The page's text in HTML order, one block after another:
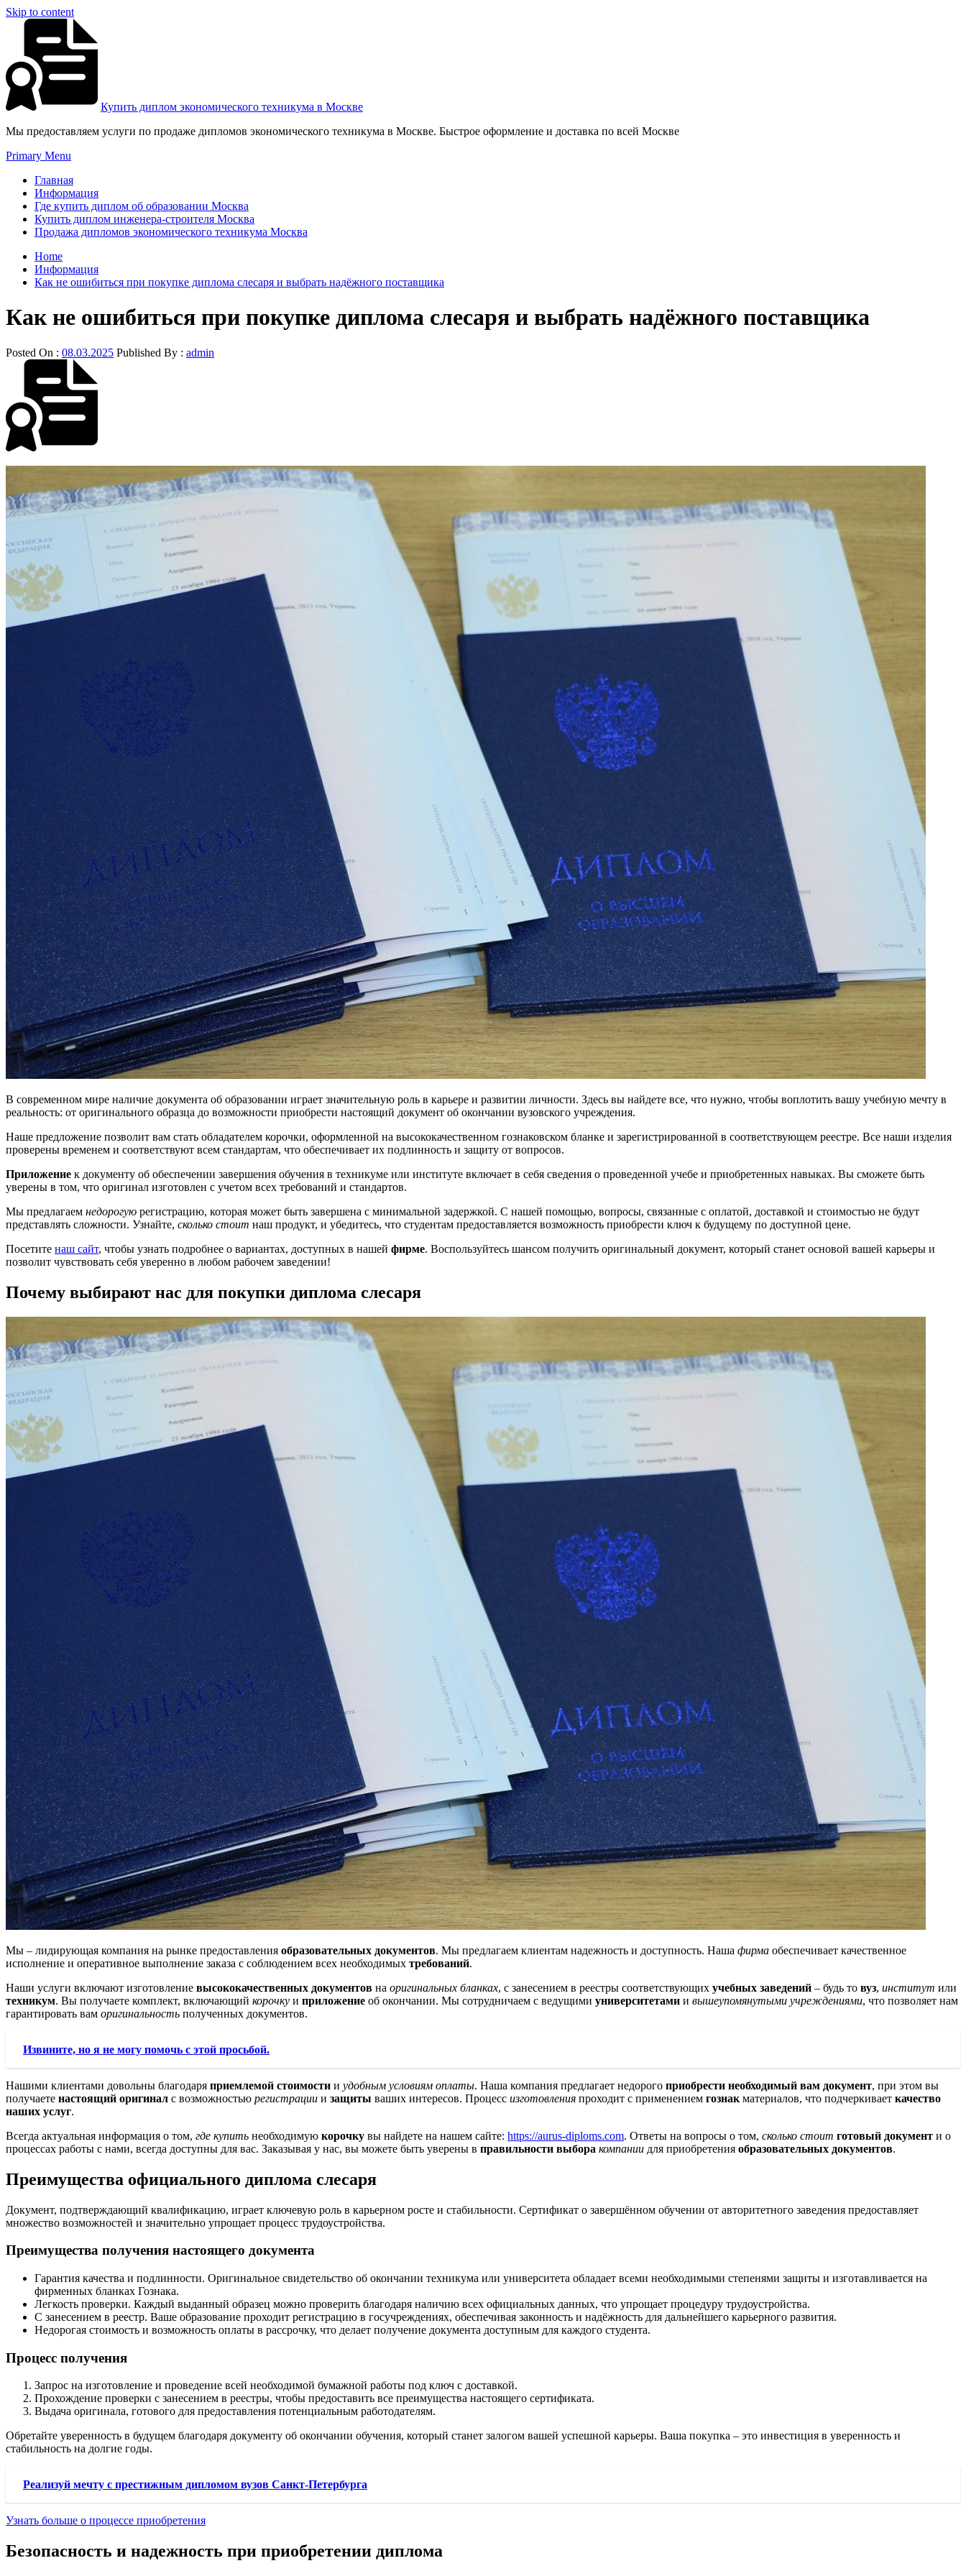
Skip to content
Купить диплом экономического техникума в Москве
Мы предоставляем услуги по продаже дипломов экономического техникума в Москве. Быстрое оформление и доставка по всей Москве
Primary Menu
Главная
Информация
Где купить диплом об образовании Москва
Купить диплом инженера-строителя Москва
Продажа дипломов экономического техникума Москва
Home
Информация
Как не ошибиться при покупке диплома слесаря и выбрать надёжного поставщика
Как не ошибиться при покупке диплома слесаря и выбрать надёжного поставщика
Posted On : 08.03.2025 Published By : admin
В современном мире наличие документа об образовании играет значительную роль в карьере и развитии личности. Здесь вы найдете все, что нужно, чтобы воплотить вашу учебную мечту в
реальность: от оригинального образца до возможности приобрести настоящий документ об окончании вузовского учреждения.
Наше предложение позволит вам стать обладателем корочки, оформленной на высококачественном гознаковском бланке и зарегистрированной в соответствующем реестре. Все наши изделия
проверены временем и соответствуют всем стандартам, что обеспечивает их подлинность и защиту от вопросов.
Приложение к документу об обеспечении завершения обучения в техникуме или институте включает в себя сведения о проведенной учебе и приобретенных навыках. Вы сможете быть
уверены в том, что оригинал изготовлен с учетом всех требований и стандартов.
Мы предлагаем недорогую регистрацию, которая может быть завершена с минимальной задержкой. С нашей помощью, вопросы, связанные с оплатой, доставкой и стоимостью не будут
представлять сложности. Узнайте, сколько стоит наш продукт, и убедитесь, что студентам предоставляется возможность приобрести ключ к будущему по доступной цене.
Посетите наш сайт, чтобы узнать подробнее о вариантах, доступных в нашей фирме. Воспользуйтесь шансом получить оригинальный документ, который станет основой вашей карьеры и
позволит чувствовать себя уверенно в любом рабочем заведении!
Почему выбирают нас для покупки диплома слесаря
Мы – лидирующая компания на рынке предоставления образовательных документов. Мы предлагаем клиентам надежность и доступность. Наша фирма обеспечивает качественное
исполнение и оперативное выполнение заказа с соблюдением всех необходимых требований.
Наши услуги включают изготовление высококачественных документов на оригинальных бланках, с занесением в реестры соответствующих учебных заведений – будь то вуз, институт или
техникум. Вы получаете комплект, включающий корочку и приложение об окончании. Мы сотрудничаем с ведущими университетами и вышеупомянутыми учреждениями, что позволяет нам
гарантировать вам оригинальность полученных документов.
Извините, но я не могу помочь с этой просьбой.
Нашими клиентами довольны благодаря приемлемой стоимости и удобным условиям оплаты. Наша компания предлагает недорого приобрести необходимый вам документ, при этом вы
получаете настоящий оригинал с возможностью регистрации и защиты ваших интересов. Процесс изготовления проходит с применением гознак материалов, что подчеркивает качество
наших услуг.
Всегда актуальная информация о том, где купить необходимую корочку вы найдете на нашем сайте: https://aurus-diploms.com. Ответы на вопросы о том, сколько стоит готовый документ и о
процессах работы с нами, всегда доступны для вас. Заказывая у нас, вы можете быть уверены в правильности выбора компании для приобретения образовательных документов.
Преимущества официального диплома слесаря
Документ, подтверждающий квалификацию, играет ключевую роль в карьерном росте и стабильности. Сертификат о завершённом обучении от авторитетного заведения предоставляет
множество возможностей и значительно упрощает процесс трудоустройства.
Преимущества получения настоящего документа
Гарантия качества и подлинности. Оригинальное свидетельство об окончании техникума или университета обладает всеми необходимыми степенями защиты и изготавливается на
фирменных бланках Гознака.
Легкость проверки. Каждый выданный образец можно проверить благодаря наличию всех официальных данных, что упрощает процедуру трудоустройства.
С занесением в реестр. Ваше образование проходит регистрацию в госучреждениях, обеспечивая законность и надёжность для дальнейшего карьерного развития.
Недорогая стоимость и возможность оплаты в рассрочку, что делает получение документа доступным для каждого студента.
Процесс получения
Запрос на изготовление и проведение всей необходимой бумажной работы под ключ с доставкой.
Прохождение проверки с занесением в реестры, чтобы предоставить все преимущества настоящего сертификата.
Выдача оригинала, готового для предоставления потенциальным работодателям.
Обретайте уверенность в будущем благодаря документу об окончании обучения, который станет залогом вашей успешной карьеры. Ваша покупка – это инвестиция в уверенность и
стабильность на долгие годы.
Реализуй мечту с престижным дипломом вузов Санкт-Петербурга
Узнать больше о процессе приобретения
Безопасность и надежность при приобретении диплома